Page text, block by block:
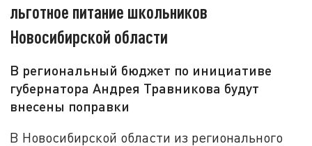
льготное питание школьников
Новосибирской области
В региональный бюджет по инициативе
губернатора Андрея Травникова будут
внесены поправки
В Новосибирской области из регионального